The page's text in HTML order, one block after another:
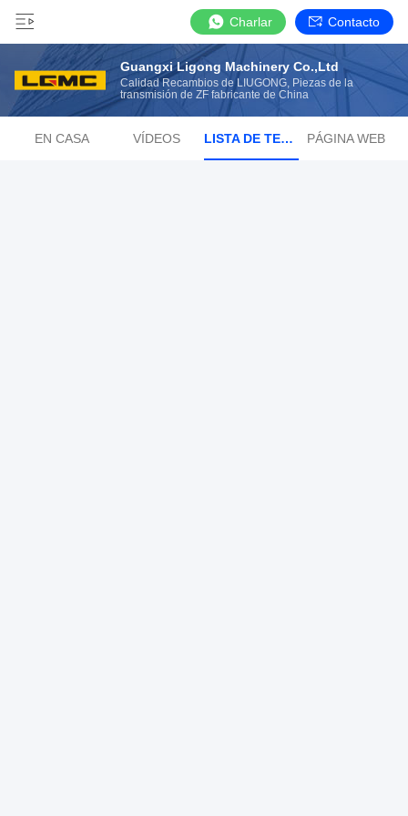
Charlar Contacto
Guangxi Ligong Machinery Co.,Ltd
Calidad Recambios de LIUGONG, Piezas de la
transmisión de ZF fabricante de China
EN CASA VÍDEOS LISTA DE TEMAS PÁGINA WEB